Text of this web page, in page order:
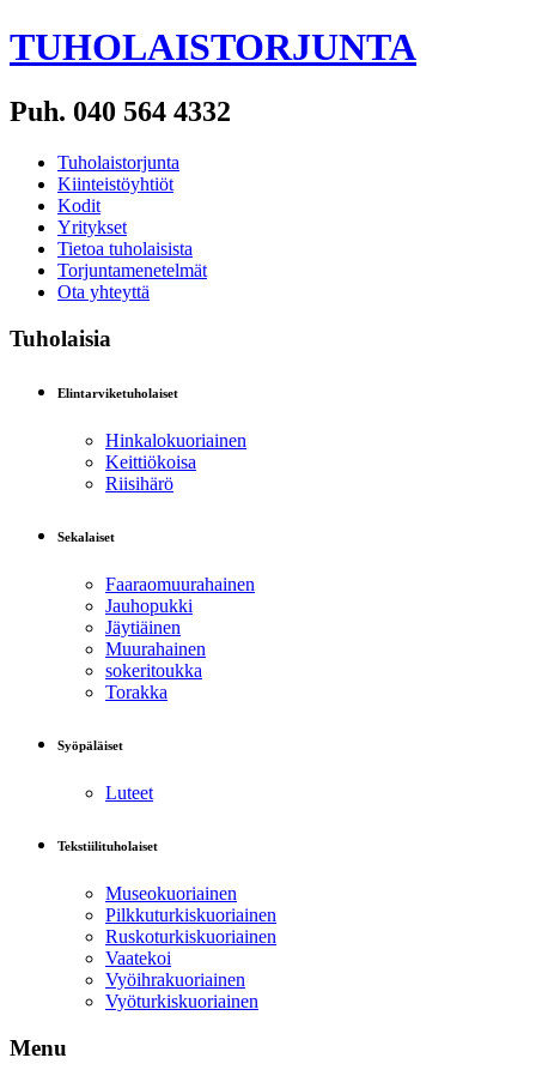
TUHOLAISTORJUNTA
Puh. 040 564 4332
Tuholaistorjunta
Kiinteistöyhtiöt
Kodit
Yritykset
Tietoa tuholaisista
Torjuntamenetelmät
Ota yhteyttä
Tuholaisia
Elintarviketuholaiset
Hinkalokuoriainen
Keittiökoisa
Riisihärö
Sekalaiset
Faaraomuurahainen
Jauhopukki
Jäytiäinen
Muurahainen
sokeritoukka
Torakka
Syöpäläiset
Luteet
Tekstiilituholaiset
Museokuoriainen
Pilkkuturkiskuoriainen
Ruskoturkiskuoriainen
Vaatekoi
Vyöihrakuoriainen
Vyöturkiskuoriainen
Menu